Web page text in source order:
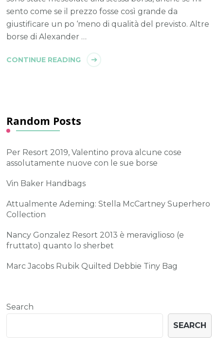
sento come se il prezzo fosse così grande da
giustificare un po ‘meno di qualità del previsto. Altre
borse di Alexander …
CONTINUE READING
Random Posts
Per Resort 2019, Valentino prova alcune cose
assolutamente nuove con le sue borse
Vin Baker Handbags
Attualmente Ademing: Stella McCartney Superhero
Collection
Nancy Gonzalez Resort 2013 è meraviglioso (e
fruttato) quanto lo sherbet
Marc Jacobs Rubik Quilted Debbie Tiny Bag
Search
SEARCH